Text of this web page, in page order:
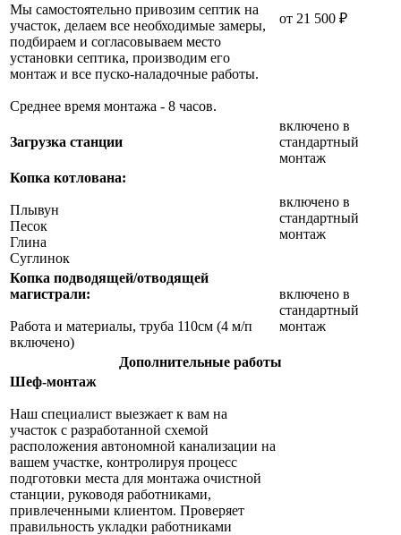
Мы самостоятельно привозим септик на
участок, делаем все необходимые замеры,
подбираем и согласовываем место
установки септика, производим его
монтаж и все пуско-наладочные работы.
Среднее время монтажа - 8 часов.
от 21 500 ₽
Загрузка станции
включено в
стандартный
монтаж
Копка котлована:
Плывун
Песок
Глина
Суглинок
включено в
стандартный
монтаж
Копка подводящей/отводящей
магистрали:
Работа и материалы, труба 110см (4 м/п
включено)
включено в
стандартный
монтаж
Дополнительные работы
Шеф-монтаж
Наш специалист выезжает к вам на
участок с разработанной схемой
расположения автономной канализации на
вашем участке, контролируя процесс
подготовки места для монтажа очистной
станции, руководя работниками,
привлеченными клиентом. Проверяет
правильность укладки работниками